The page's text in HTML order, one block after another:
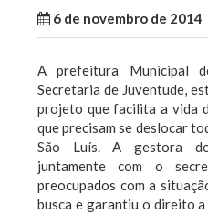
6 de novembro de 2014
A prefeitura Municipal
Secretaria de Juventude,
projeto que facilita a vida
que precisam se deslocar
São Luís. A gestora
juntamente com o
preocupados com a
busca e garantiu o direito